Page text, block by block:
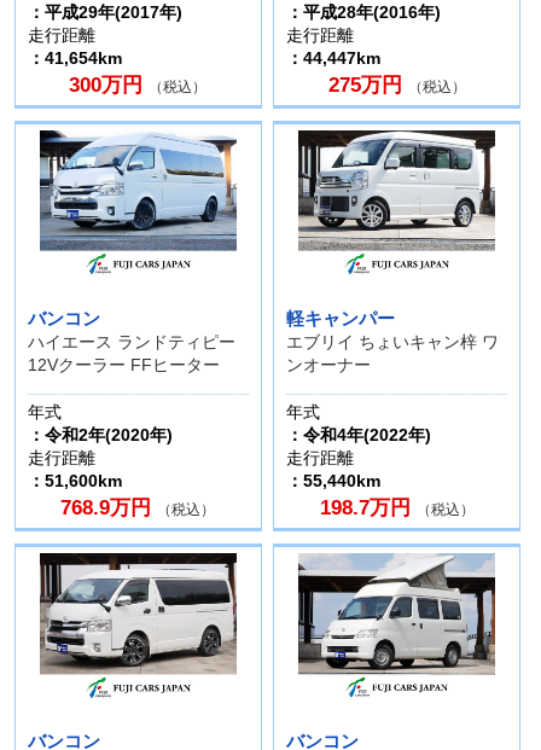
：平成29年(2017年)
走行距離
：41,654km
300万円 （税込）
：平成28年(2016年)
走行距離
：44,447km
275万円 （税込）
バンコン
ハイエース ランドティピー
12Vクーラー FFヒーター
年式
：令和2年(2020年)
走行距離
：51,600km
768.9万円 （税込）
軽キャンパー
エブリイ ちょいキャン梓 ワ
ンオーナー
年式
：令和4年(2022年)
走行距離
：55,440km
198.7万円 （税込）
バンコン バンコン